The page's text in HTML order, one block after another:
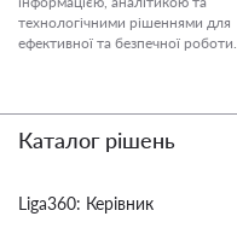
технологічними рішеннями для
ефективної та безпечної роботи.
Каталог рішень
Liga360: Керівник